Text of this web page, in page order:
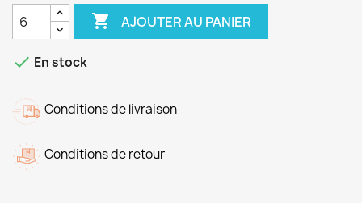
 AJOUTER AU PANIER
 En stock
Conditions de livraison
Conditions de retour